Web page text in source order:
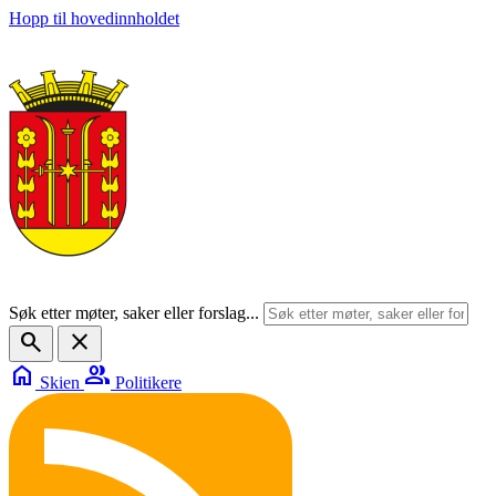
Hopp til hovedinnholdet
Søk etter møter, saker eller forslag...
search
close
home Skien group Politikere